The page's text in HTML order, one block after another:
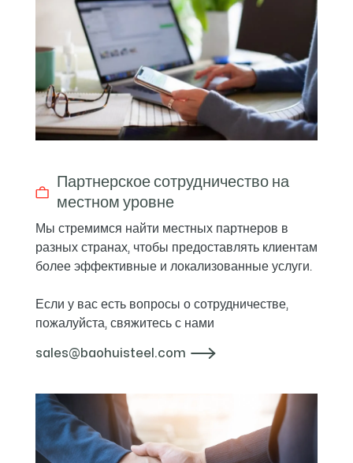
Партнерское сотрудничество на
местном уровне
Мы стремимся найти местных партнеров в
разных странах, чтобы предоставлять клиентам
более эффективные и локализованные услуги.
Если у вас есть вопросы о сотрудничестве,
пожалуйста, свяжитесь с нами
sales@baohuisteel.com 